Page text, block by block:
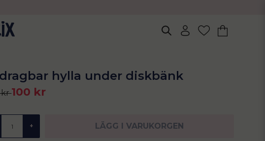
hylla under diskbänk
kr100 kr
+ LÄGG I VARUKORGEN